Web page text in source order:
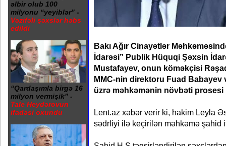
əlbir olub 100
milyonu “yeyiblər” -
Vəzifəli şəxslər həbs
edildi
“Qardaşımla birgə 16
milyon vermişik” -
Tale Heydərovun
ifadəsi oxundu
Bakı Ağır Cinayətlər
İdarəsi” Publik Hüquqi Şəxsin
Mustafayev, onun köməkçisi
MMC-nin direktoru Fuad
üzrə məhkəmənin növbəti prosesi
Lent.az xəbər verir ki, hakim Leyla
sədrliyi ilə keçirilən məhkəmə şahid